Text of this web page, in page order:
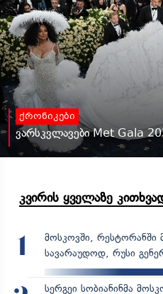
ქრონიკები
ვარსკვლავები Met Gala
კვირის ყველაზე
1
მოსკოვში, რესტორანში
სავარაუდოდ, რუსი
სერგეი სობიანინმა